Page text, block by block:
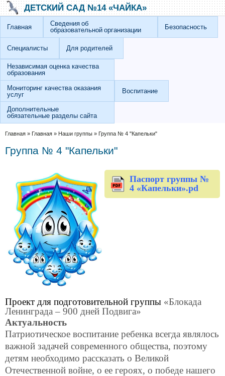
Перейти к основному содержанию
Skip to searchДЕТСКИЙ САД №14 «ЧАЙКА»
Главная
Сведения об
образовательной организации
Безопасность
Специалисты Для родителей
Независимая оценка качества
образования
Мониторинг качества оказания
услуг
Воспитание
Дополнительные
обязательные разделы сайта
Вы здесь
Главная » Главная » Наши группы » Группа № 4 "Капельки"
Группа № 4 "Капельки"
Паспорт группы №
4 «Капельки».pd
Проект для подготовительной группы «Блокада
Ленинграда – 900 дней Подвига»
Актуальность
Патриотическое воспитание ребенка всегда являлось
важной задачей современного общества, поэтому
детям необходимо рассказать о Великой
Отечественной войне, о ее героях, о победе нашего